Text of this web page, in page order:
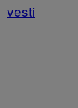
vesti